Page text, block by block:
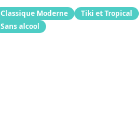
Classique Moderne
Tiki et Tropical
Sans alcool